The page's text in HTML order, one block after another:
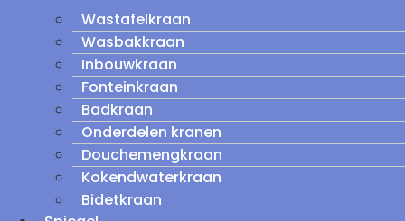
Wastafelkraan
Wasbakkraan
Inbouwkraan
Fonteinkraan
Badkraan
Onderdelen kranen
Douchemengkraan
Kokendwaterkraan
Bidetkraan